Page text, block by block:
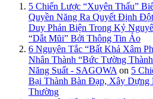
5 Chiến Lược “Xuyên Thấu”
Quyền Năng Ra Quyết Định
Duy Phản Biện Trong Kỷ
“Dắt Mũi” Bởi Thông Tin Ảo
6 Nguyên Tắc “Bất Khả Xâm
Nhân Thành “Bức Tường
Năng Suất - SAGOWA on 5
Bại Thành Bàn Đạp, Xây Dựng
Thường